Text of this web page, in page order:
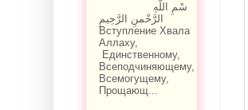
الرَّحْمنِ الرَّحِيمِ
Вступление Хвала
Аллаху,
Единственному,
Всеподчиняющему,
Всемогущему,
Прощающ...